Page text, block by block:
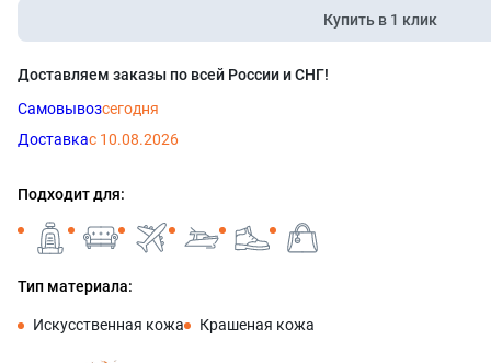
Купить в 1 клик
Доставляем заказы по всей России и СНГ!
Самовывозсегодня
Доставкас 10.08.2026
Подходит для:
Тип материала:
Искусственная кожа Крашеная кожа